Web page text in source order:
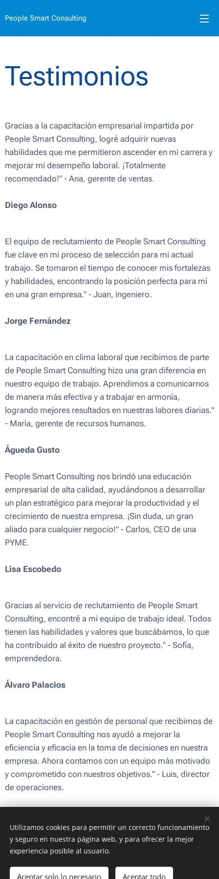
People Smart Consulting
Testimonios
Gracias a la capacitación empresarial impartida por
People Smart Consulting, logré adquirir nuevas
habilidades que me permitieron ascender en mi carrera y
mejorar mi desempeño laboral. ¡Totalmente
recomendado!" - Ana, gerente de ventas.
Diego Alonso
El equipo de reclutamiento de People Smart Consulting
fue clave en mi proceso de selección para mi actual
trabajo. Se tomaron el tiempo de conocer mis fortalezas
y habilidades, encontrando la posición perfecta para mí
en una gran empresa." - Juan, ingeniero.
Jorge Fernández
La capacitación en clima laboral que recibimos de parte
de People Smart Consulting hizo una gran diferencia en
nuestro equipo de trabajo. Aprendimos a comunicarnos
de manera más efectiva y a trabajar en armonía,
logrando mejores resultados en nuestras labores diarias."
- María, gerente de recursos humanos.
Águeda Gusto
People Smart Consulting nos brindó una educación
empresarial de alta calidad, ayudándonos a desarrollar
un plan estratégico para mejorar la productividad y el
crecimiento de nuestra empresa. ¡Sin duda, un gran
aliado para cualquier negocio!" - Carlos, CEO de una
PYME.
Lisa Escobedo
Gracias al servicio de reclutamiento de People Smart
Consulting, encontré a mi equipo de trabajo ideal. Todos
tienen las habilidades y valores que buscábamos, lo que
ha contribuido al éxito de nuestro proyecto." - Sofía,
emprendedora.
Álvaro Palacios
La capacitación en gestión de personal que recibimos de
People Smart Consulting nos ayudó a mejorar la
eficiencia y eficacia en la toma de decisiones en nuestra
empresa. Ahora contamos con un equipo más motivado
y comprometido con nuestros objetivos." - Luis, director
de operaciones.
Imágenes proporcionadas porPexels
Utilizamos cookies para permitir un correcto funcionamiento
y seguro en nuestra página web, y para ofrecer la mejor
experiencia posible al usuario.
Aceptar solo lo necesario Aceptar todo